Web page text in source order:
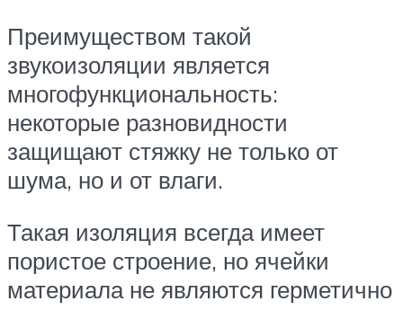
Преимуществом такой
звукоизоляции является
многофункциональность:
некоторые разновидности
защищают стяжку не только от
шума, но и от влаги.
Такая изоляция всегда имеет
пористое строение, но ячейки
материала не являются герметично